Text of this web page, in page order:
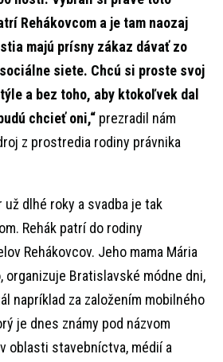
Rehákovcom a je tam naozaj
majú prísny zákaz dávať zo
siete. Chcú si proste svoj
a bez toho, aby ktokoľvek dal
chcieť oni,“ prezradil nám
z prostredia rodiny právnika
dlhé roky a svadba je tak
Rehák patrí do rodiny
Rehákovcov. Jeho mama Mária
Bratislavské módne dni,
napríklad za založením mobilného
je dnes známy pod názvom
oblasti stavebníctva, médií a